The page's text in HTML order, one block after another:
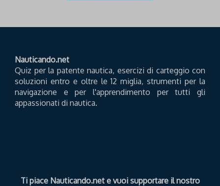
Nauticando.net
Quiz per la patente nautica, esercizi di carteggio con
soluzioni entro e oltre le 12 miglia, strumenti per la
navigazione e per l'apprendimento per tutti gli
appassionati di nautica.
Ti piace Nauticando.net e vuoi supportare il nostro